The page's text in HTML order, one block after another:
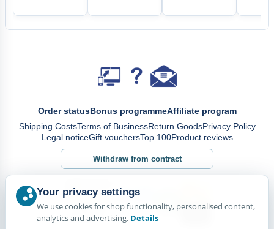
Order statusBonus programmeAffiliate program
Shipping CostsTerms of BusinessReturn GoodsPrivacy Policy
Legal noticeGift vouchersTop 100Product reviews
Withdraw from contract
Your privacy settings
We use cookies for shop functionality, personalised content,
analytics and advertising. Details